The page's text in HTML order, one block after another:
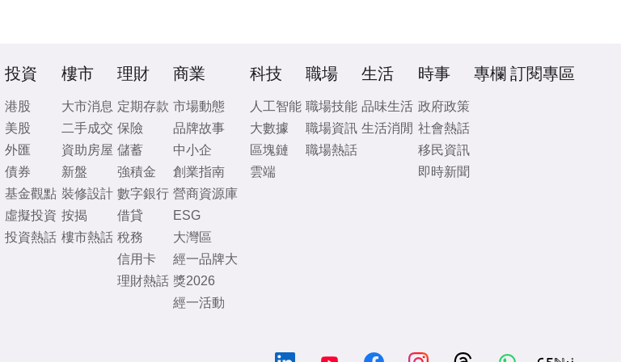
投資
港股
美股
外匯
債券
基金觀點
虛擬投資
投資熱話
樓市
大市消息
二手成交
資助房屋
新盤
裝修設計
按揭
樓市熱話
理財
定期存款
保險
儲蓄
強積金
數字銀行
借貸
稅務
信用卡
理財熱話
商業
市場動態
品牌故事
中小企
創業指南
營商資源庫
ESG
大灣區
經一品牌大
獎2026
經一活動
科技
人工智能
大數據
區塊鏈
雲端
職場
職場技能
職場資訊
職場熱話
生活
品味生活
生活消閒
時事
政府政策
社會熱話
移民資訊
即時新聞
專欄 訂閱專區